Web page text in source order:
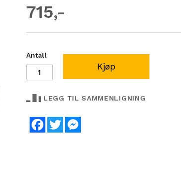
715
Antall
Kjøp
LEGG TIL SAMMENLIGNING
Facebook
Twitter
bildegalleri